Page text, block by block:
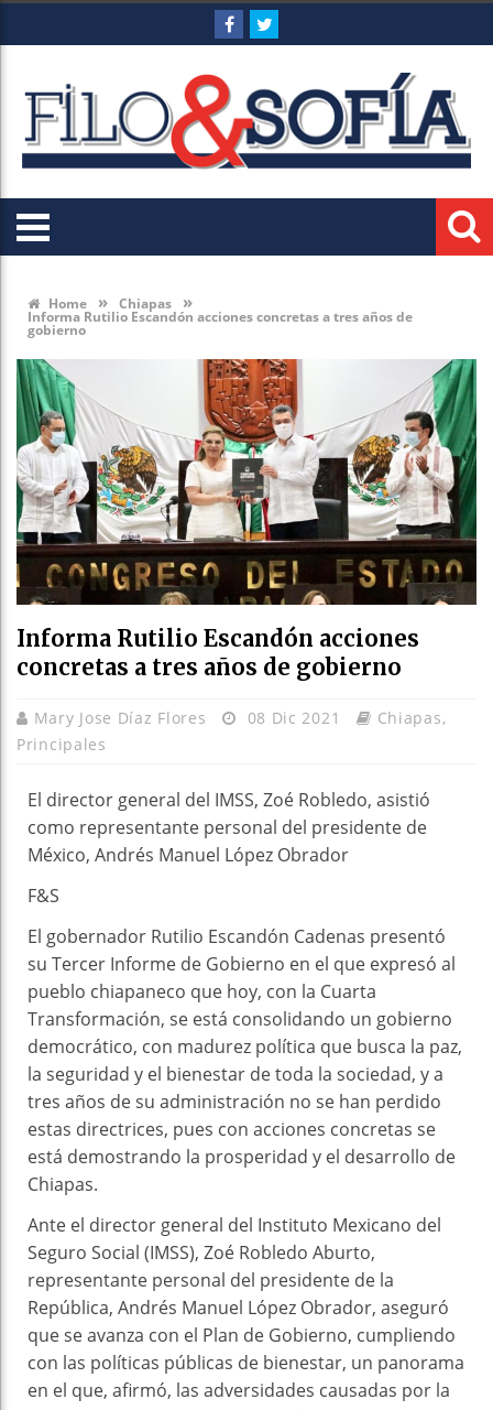
Home » Chiapas »
Informa Rutilio Escandón acciones concretas a tres años de
gobierno
Informa Rutilio Escandón acciones
concretas a tres años de gobierno
Mary Jose Díaz Flores 08 Dic 2021 Chiapas,
Principales
El director general del IMSS, Zoé Robledo, asistió
como representante personal del presidente de
México, Andrés Manuel López Obrador
F&S
El gobernador Rutilio Escandón Cadenas presentó
su Tercer Informe de Gobierno en el que expresó al
pueblo chiapaneco que hoy, con la Cuarta
Transformación, se está consolidando un gobierno
democrático, con madurez política que busca la paz,
la seguridad y el bienestar de toda la sociedad, y a
tres años de su administración no se han perdido
estas directrices, pues con acciones concretas se
está demostrando la prosperidad y el desarrollo de
Chiapas.
Ante el director general del Instituto Mexicano del
Seguro Social (IMSS), Zoé Robledo Aburto,
representante personal del presidente de la
República, Andrés Manuel López Obrador, aseguró
que se avanza con el Plan de Gobierno, cumpliendo
con las políticas públicas de bienestar, un panorama
en el que, afirmó, las adversidades causadas por la